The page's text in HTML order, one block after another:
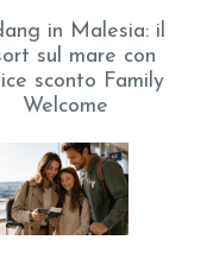
in Malesia: il
sul mare con
sconto Family
Welcome